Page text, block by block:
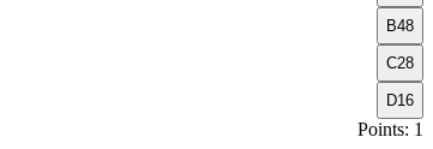
B48
C28
D16
Points: 1